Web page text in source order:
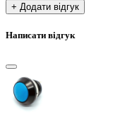
+ Додати відгук
Написати відгук